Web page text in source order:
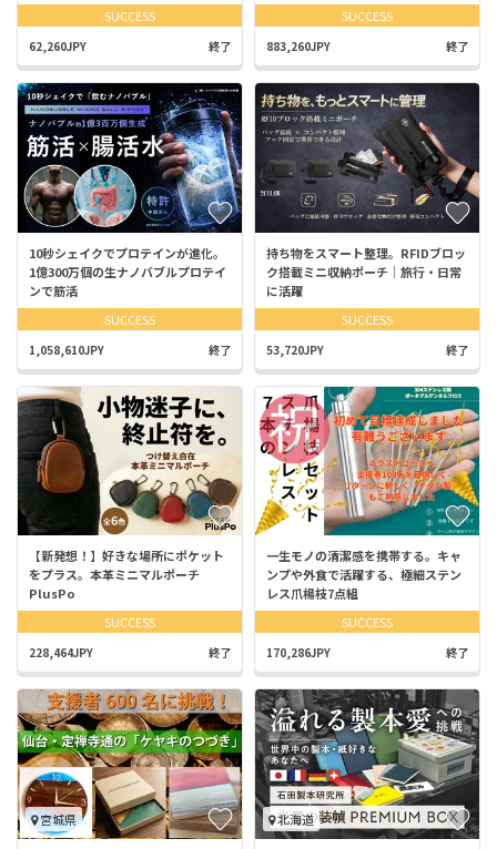
SUCCESS
62,260JPY 終了
SUCCESS
883,260JPY 終了
10秒シェイクでプロテインが進化。
1億300万個の生ナノバブルプロテイ
ンで筋活
SUCCESS
1,058,610JPY 終了
持ち物をスマート整理。RFIDブロッ
ク搭載ミニ収納ポーチ｜旅行・日常
に活躍
SUCCESS
53,720JPY 終了
【新発想！】好きな場所にポケット
をプラス。本革ミニマルポーチ
PlusPo
SUCCESS
228,464JPY 終了
一生モノの清潔感を携帯する。キャ
ンプや外食で活躍する、極細ステン
レス爪楊枝7点組
SUCCESS
170,286JPY 終了
宮城県 北海道